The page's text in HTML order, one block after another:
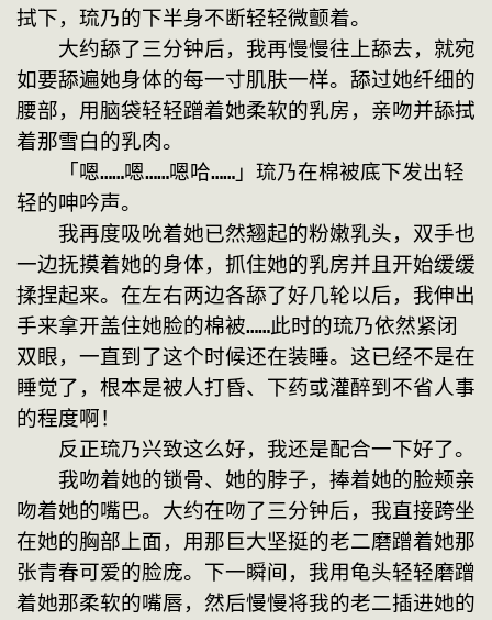
拭下，琉乃的下半身不断轻轻微颤着。
大约舔了三分钟后，我再慢慢往上舔去，就宛
如要舔遍她身体的每一寸肌肤一样。舔过她纤细的
腰部，用脑袋轻轻蹭着她柔软的乳房，亲吻并舔拭
着那雪白的乳肉。
「嗯……嗯……嗯哈……」琉乃在棉被底下发出轻
轻的呻吟声。
我再度吸吮着她已然翘起的粉嫩乳头，双手也
一边抚摸着她的身体，抓住她的乳房并且开始缓缓
揉捏起来。在左右两边各舔了好几轮以后，我伸出
手来拿开盖住她脸的棉被……此时的琉乃依然紧闭
双眼，一直到了这个时候还在装睡。这已经不是在
睡觉了，根本是被人打昏、下药或灌醉到不省人事
的程度啊！
反正琉乃兴致这么好，我还是配合一下好了。
我吻着她的锁骨、她的脖子，捧着她的脸颊亲
吻着她的嘴巴。大约在吻了三分钟后，我直接跨坐
在她的胸部上面，用那巨大坚挺的老二磨蹭着她那
张青春可爱的脸庞。下一瞬间，我用龟头轻轻磨蹭
着她那柔软的嘴唇，然后慢慢将我的老二插进她的